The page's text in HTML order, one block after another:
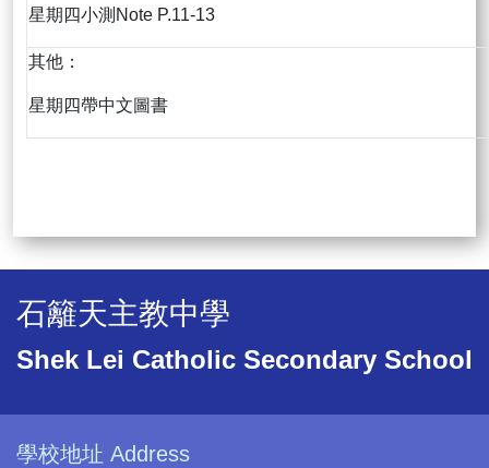
星期四小測Note P.11-13
其他：
星期四帶中文圖書
石籬天主教中學
Shek Lei Catholic Secondary School
學校地址 Address